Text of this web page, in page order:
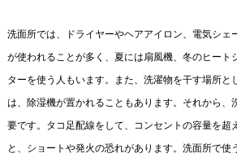
洗面所では、ドライヤーやヘアアイロン、電気シェ
が使われることが多く、夏には扇風機、冬のヒート
ターを使う人もいます。また、洗濯物を干す場所と
は、除湿機が置かれることもあります。それから、
要です。タコ足配線をして、コンセントの容量を超
と、ショートや発火の恐れがあります。洗面所で使